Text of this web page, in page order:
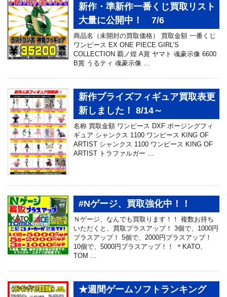
新作・準新作一番くじ買取リスト
大量に公開中！ 7/6
商品名（未開封の買取価格） 買取金額 一番くじ
ワンピース EX ONE PIECE GIRL’S
COLLECTION 覇ノ煌 A賞 ヤマト 魂豪示像 6600
B賞 うるティ 魂豪示像 …
新作プライズフィギュア買取表更
新しました！ 8/14～
名称 買取金額 ワンピース DXF ポージングフィ
ギュア シャンクス 1100 ワンピース KING OF
ARTIST シャンクス 1100 ワンピース KING OF
ARTIST トラファルガー …
#Nゲージ、買取強化中！！
Ｎゲージ、なんでも買取ります！！ 複数お持ち
いただくと、買取プラスアップ！ 3個で、1000円
プラスアップ！ 5個で、2000円プラスアップ！
10個で、5000円プラスアップ！！ ＊KATO、
TOM …
★週間ゲームソフトランキング